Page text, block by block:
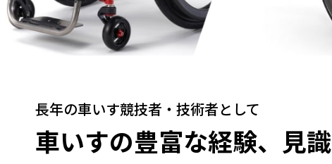
長年の車いす競技者・ 技術者として
車いすの豊富な経験、見識